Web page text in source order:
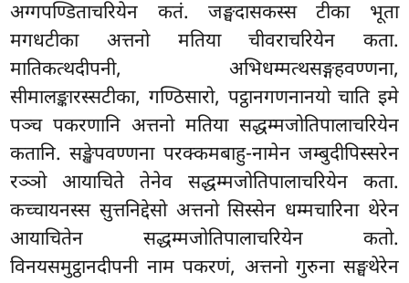
अग्गपण्डिताचरियेन कतं. जङ्घदासकस्स टीका भूता
मगधटीका अत्तनो मतिया चीवराचरियेन कता.
मातिकत्थदीपनी, अभिधम्मत्थसङ्गहवण्णना,
सीमालङ्कारस्सटीका, गण्ठिसारो, पट्ठानगणनानयो चाति इमे
पञ्च पकरणानि अत्तनो मतिया सद्धम्मजोतिपालाचरियेन
कतानि. सङ्खेपवण्णना परक्कमबाहु-नामेन जम्बुदीपिस्सरेन
रञ्ञो आयाचिते तेनेव सद्धम्मजोतिपालाचरियेन कता.
कच्चायनस्स सुत्तनिद्देसो अत्तनो सिस्सेन धम्मचारिना थेरेन
आयाचितेन सद्धम्मजोतिपालाचरियेन कतो.
विनयसमुट्ठानदीपनी नाम पकरणं, अत्तनो गुरुना सङ्घथेरेन